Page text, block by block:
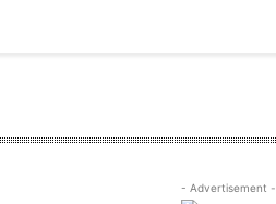
- Advertisement -